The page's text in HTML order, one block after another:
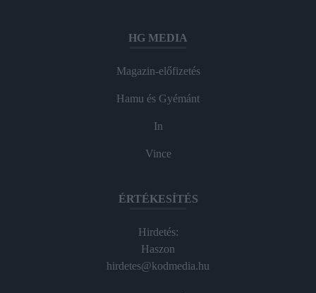
HG MEDIA
Magazin-előfizetés
Hamu és Gyémánt
In
Vince
ÉRTÉKESÍTÉS
Hirdetés:
Haszon
hirdetes@kodmedia.hu